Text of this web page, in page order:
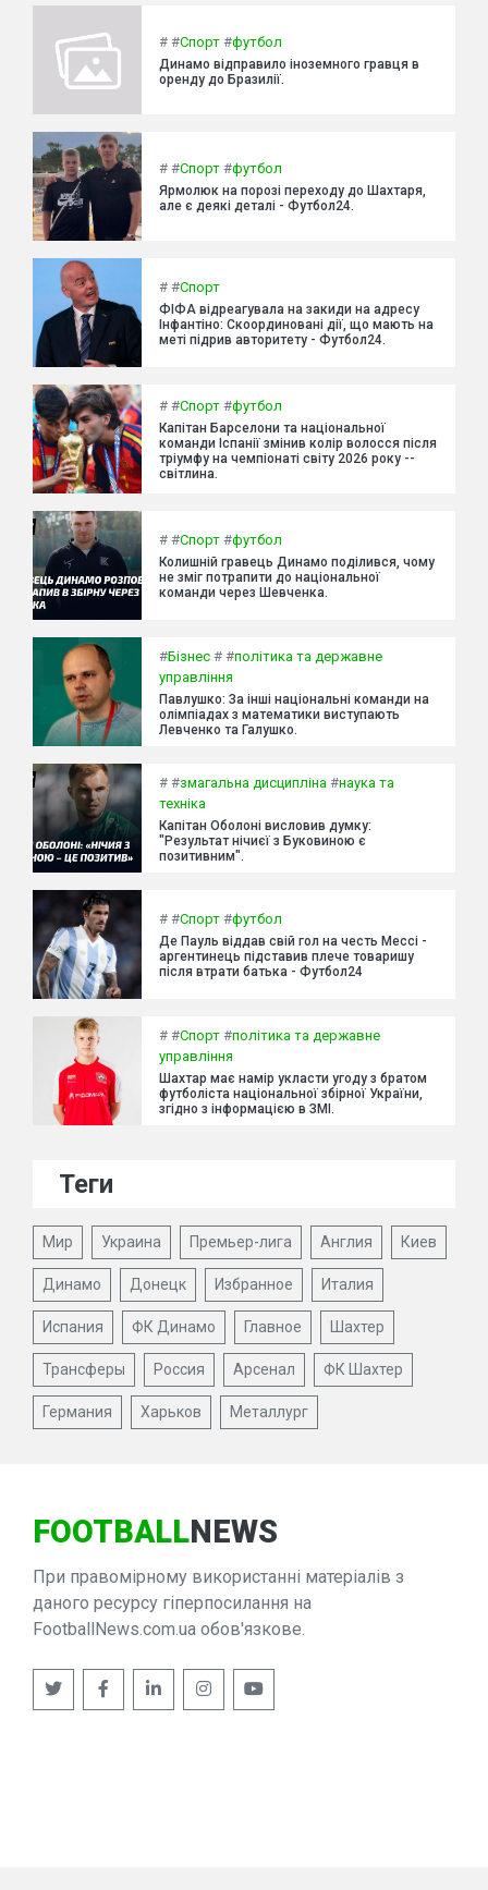
# #Спорт #футбол
Динамо відправило іноземного гравця в
оренду до Бразилії.
# #Спорт #футбол
Ярмолюк на порозі переходу до Шахтаря,
але є деякі деталі - Футбол24.
# #Спорт
ФІФА відреагувала на закиди на адресу
Інфантіно: Скоординовані дії, що мають на
меті підрив авторитету - Футбол24.
# #Спорт #футбол
Капітан Барселони та національної
команди Іспанії змінив колір волосся після
тріумфу на чемпіонаті світу 2026 року --
світлина.
# #Спорт #футбол
Колишній гравець Динамо поділився, чому
не зміг потрапити до національної
команди через Шевченка.
#Бізнес # #політика та державне
управління
Павлушко: За інші національні команди на
олімпіадах з математики виступають
Левченко та Галушко.
# #змагальна дисципліна #наука та
техніка
Капітан Оболоні висловив думку:
"Результат нічиєї з Буковиною є
позитивним".
# #Спорт #футбол
Де Пауль віддав свій гол на честь Мессі -
аргентинець підставив плече товаришу
після втрати батька - Футбол24
# #Спорт #політика та державне
управління
Шахтар має намір укласти угоду з братом
футболіста національної збірної України,
згідно з інформацією в ЗМІ.
Теги
Мир Украина Премьер-лига Англия Киев
Динамо Донецк Избранное Италия
Испания ФК Динамо Главное Шахтер
Трансферы Россия Арсенал ФК Шахтер
Германия Харьков Металлург
FOOTBALLNEWS
При правомірному використанні матеріалів з
даного ресурсу гіперпосилання на
FootballNews.com.ua обов'язкове.